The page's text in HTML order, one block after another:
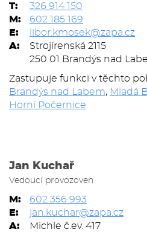
T:
326 914 150
M:
602 185 169
E:
libor.kmosek@zapa.cz
A:
Strojírenská 2115
250 01 Brandýs nad
Zastupuje funkci v těchto
Brandýs nad Labem, Mladá
Horní Počernice
Jan Kuchař
Vedoucí provozoven
M:
602 356 993
E:
jan.kuchar@zapa.cz
A:
Michle č.ev. 417